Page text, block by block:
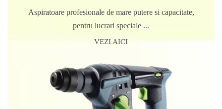
Aspiratoare profesionale de mare putere si capacitate,
pentru lucrari speciale ...
VEZI AICI